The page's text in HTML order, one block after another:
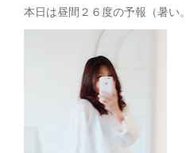
本日は昼間２６度の予報（暑い。